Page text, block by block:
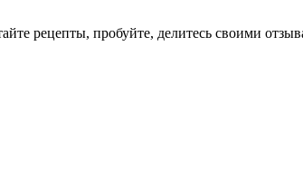
рецепты, пробуйте, делитесь своими